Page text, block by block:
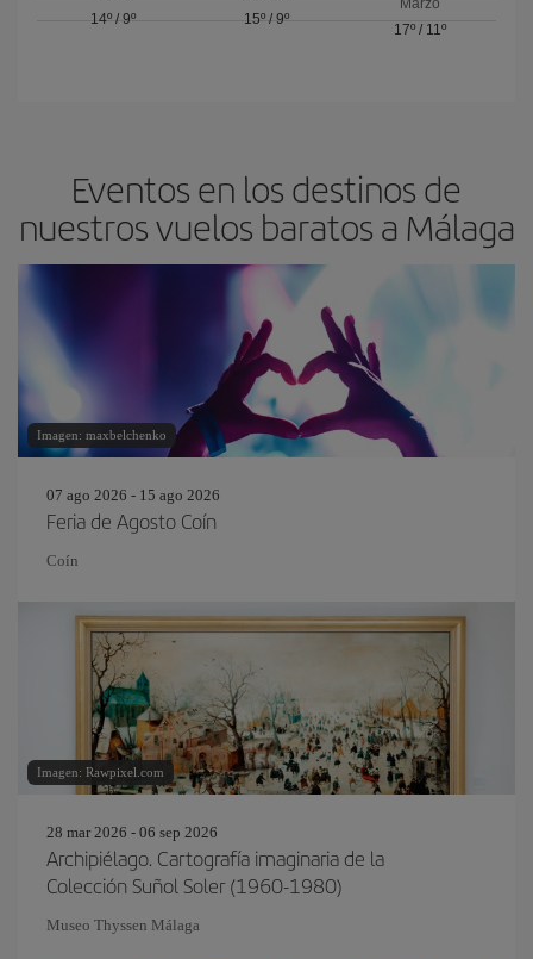
14º /9º
15º / 9º
17º/ 11º
Eventos en los destinos de
nuestros vuelos baratos a Málaga
Imagen: maxbelchenko
07 ago 2026 - 15 ago 2026
Feria de Agosto Coín
Coín
Imagen: Rawpixel.com
28 mar 2026 - 06 sep 2026
Archipiélago. Cartografía imaginaria de la
Colección Suñol Soler (1960-1980)
Museo Thyssen Málaga